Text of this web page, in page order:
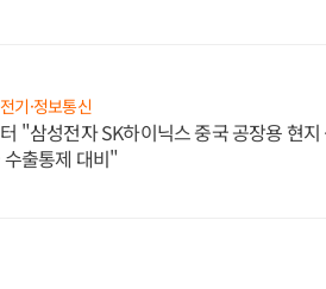
기·정보통신
"삼성전자 SK하이닉스 중국 공장용 현
수출통제 대비"